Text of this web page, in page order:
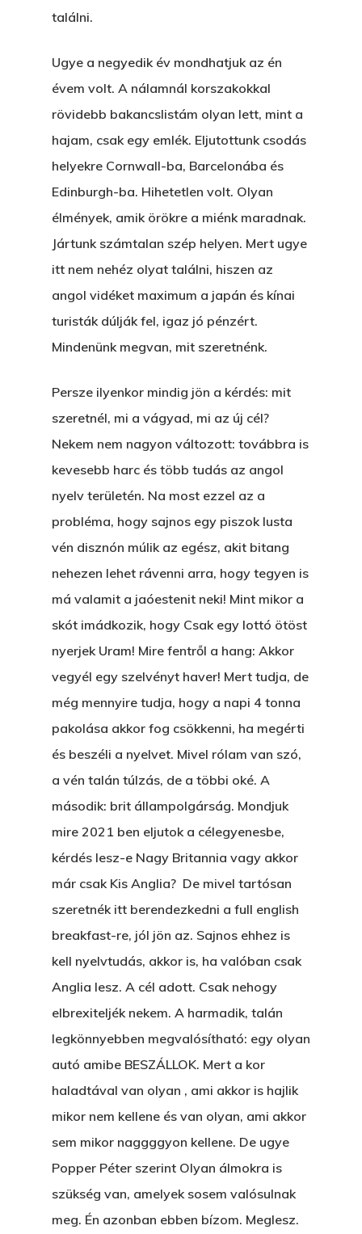
találni.
Ugye a negyedik év mondhatjuk az én
évem volt. A nálamnál korszakokkal
rövidebb bakancslistám olyan lett, mint a
hajam, csak egy emlék. Eljutottunk csodás
helyekre Cornwall-ba, Barcelonába és
Edinburgh-ba. Hihetetlen volt. Olyan
élmények, amik örökre a miénk maradnak.
Jártunk számtalan szép helyen. Mert ugye
itt nem nehéz olyat találni, hiszen az
angol vidéket maximum a japán és kínai
turisták dúlják fel, igaz jó pénzért.
Mindenünk megvan, mit szeretnénk.
Persze ilyenkor mindig jön a kérdés: mit
szeretnél, mi a vágyad, mi az új cél?
Nekem nem nagyon változott: továbbra is
kevesebb harc és több tudás az angol
nyelv területén. Na most ezzel az a
probléma, hogy sajnos egy piszok lusta
vén disznón múlik az egész, akit bitang
nehezen lehet rávenni arra, hogy tegyen is
má valamit a jaóestenit neki! Mint mikor a
skót imádkozik, hogy Csak egy lottó ötöst
nyerjek Uram! Mire fentről a hang: Akkor
vegyél egy szelvényt haver! Mert tudja, de
még mennyire tudja, hogy a napi 4 tonna
pakolása akkor fog csökkenni, ha megérti
és beszéli a nyelvet. Mivel rólam van szó,
a vén talán túlzás, de a többi oké. A
második: brit állampolgárság. Mondjuk
mire 2021 ben eljutok a célegyenesbe,
kérdés lesz-e Nagy Britannia vagy akkor
már csak Kis Anglia? De mivel tartósan
szeretnék itt berendezkedni a full english
breakfast-re, jól jön az. Sajnos ehhez is
kell nyelvtudás, akkor is, ha valóban csak
Anglia lesz. A cél adott. Csak nehogy
elbrexiteljék nekem. A harmadik, talán
legkönnyebben megvalósítható: egy olyan
autó amibe BESZÁLLOK. Mert a kor
haladtával van olyan , ami akkor is hajlik
mikor nem kellene és van olyan, ami akkor
sem mikor naggggyon kellene. De ugye
Popper Péter szerint Olyan álmokra is
szükség van, amelyek sosem valósulnak
meg. Én azonban ebben bízom. Meglesz.